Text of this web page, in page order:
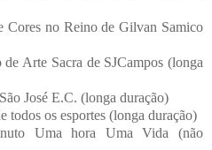
Cores no Reino de Gilvan Samico
Arte Sacra de SJCampos (longa
José E.C. (longa duração)
todos os esportes (longa duração)
Uma hora Uma Vida (não